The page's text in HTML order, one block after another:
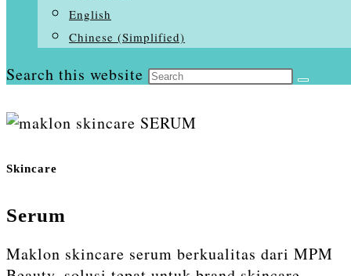
English
Chinese (Simplified)
Search this website
Skincare
Serum
Maklon skincare serum berkualitas dari MPM